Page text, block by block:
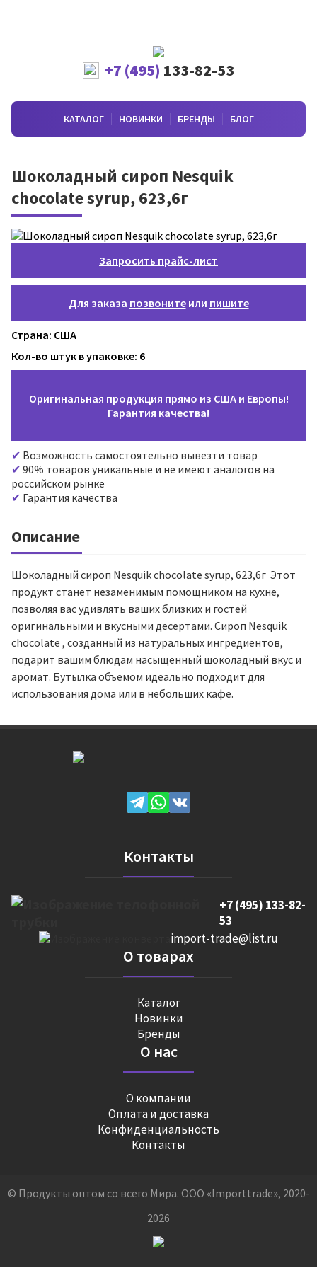
+7 (495) 133-82-53
КАТАЛОГ НОВИНКИ БРЕНДЫ БЛОГ
Шоколадный сироп Nesquik
chocolate syrup, 623,6г
Запросить прайс-лист
Для заказа позвонитеили пишите
Страна: США
Кол-во штук в упаковке: 6
Оригинальная продукция прямо из США и Европы!
Гарантия качества!
Возможность самостоятельно вывезти товар
90% товаров уникальные и не имеют аналогов на
российском рынке
Гарантия качества
Описание
Шоколадный сироп Nesquik chocolate syrup, 623,6г Этот
продукт станет незаменимым помощником на кухне,
позволяя вас удивлять ваших близких и гостей
оригинальными и вкусными десертами. Сироп Nesquik
chocolate , созданный из натуральных ингредиентов,
подарит вашим блюдам насыщенный шоколадный вкус и
аромат. Бутылка объемом идеально подходит для
использования дома или в небольших кафе.
Контакты
+7 (495) 133-82-
53
import-trade@list.ru
О товарах
Каталог
Новинки
Бренды
О нас
О компании
Оплата и доставка
Конфиденциальность
Контакты
© Продукты оптом со всего Мира. ООО «Importtrade», 2020-
2026